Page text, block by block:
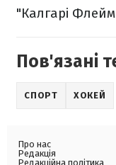
"Калгарі
Пов'язані
СПОРТ ХОКЕЙ
Про нас
Редакція
Редакційна політика